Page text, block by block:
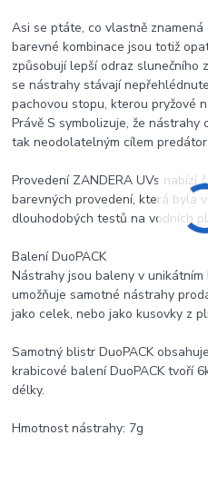
Asi se ptáte, co vlastně znamená
barevné kombinace jsou totiž
způsobují lepší odraz slunečního
se nástrahy stávají
pachovou stopu, kterou pryžové
Právě S symbolizuje, že
tak neodolatelným cílem
Provedení ZANDERA UVs nabízí
barevných provedení, která byla
dlouhodobých testů na vodních
Balení DuoPACK
Nástrahy jsou baleny v unikátním
umožňuje samotné nástrahy
jako celek, nebo jako kusovky z
Samotný blistr DuoPACK
krabicové balení DuoPACK tvoří
délky.
Hmotnost nástrahy: 7g